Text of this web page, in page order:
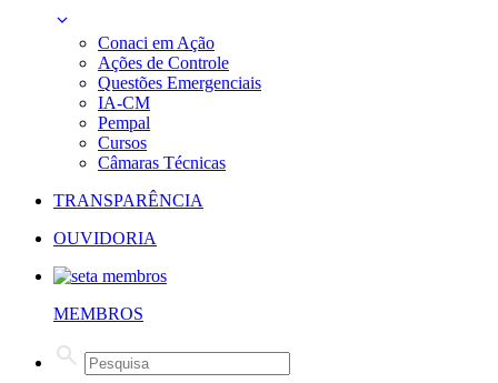
Conaci em Ação
Ações de Controle
Questões Emergenciais
IA-CM
Pempal
Cursos
Câmaras Técnicas
TRANSPARÊNCIA
OUVIDORIA
MEMBROS